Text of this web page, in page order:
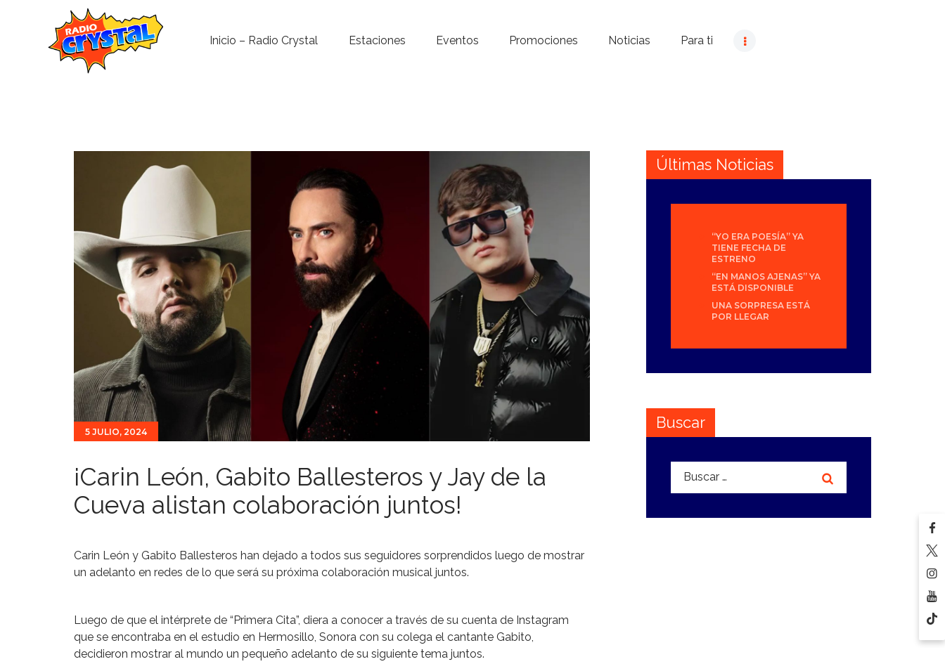
Inicio – Radio Crystal Estaciones Eventos Promociones Noticias Para ti
Noticias
Para ti
Contacto
5 JULIO, 2024
¡Carin León, Gabito Ballesteros y Jay de la
Cueva alistan colaboración juntos!
Carin León y Gabito Ballesteros han dejado a todos sus seguidores sorprendidos luego de mostrar
un adelanto en redes de lo que será su próxima colaboración musical juntos.
Luego de que el intérprete de “Primera Cita”, diera a conocer a través de su cuenta de Instagram
que se encontraba en el estudio en Hermosillo, Sonora con su colega el cantante Gabito,
decidieron mostrar al mundo un pequeño adelanto de su siguiente tema juntos.
Últimas Noticias
“YO ERA POESÍA” YA
TIENE FECHA DE
ESTRENO
“EN MANOS AJENAS” YA
ESTÁ DISPONIBLE
UNA SORPRESA ESTÁ
POR LLEGAR
Buscar
Buscar: